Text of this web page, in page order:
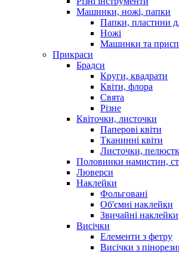
Машинки, ножі, папки
Папки, пластини
Ножі
Машинки та
Прикраси
Брадси
Круги, квадрати
Квіти, флора
Свята
Різне
Квіточки, листочки
Паперові квіти
Тканинні квіти
Листочки,
Половинки намистин,
Люверси
Наклейки
Фольговані
Об'ємні наклейки
Звичайні наклейки
Висічки
Елементи з фетру
Висічки з